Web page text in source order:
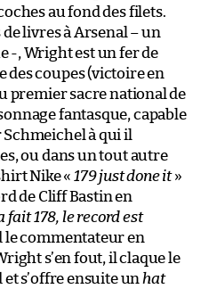
au fond des filets.
livres à Arsenal – un
-, Wright est un fer de
des coupes (victoire en
premier sacre national de
fantasque, capable
à qui il
ou dans un tout autre
Nike « 179 just done it»
de Cliff Bastin en
fait 178, le record est
le commentateur en
s’en fout, il claque le
s’offre ensuite un hat